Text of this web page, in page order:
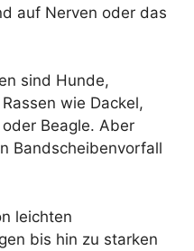
auf Nerven oder das
sind Hunde,
wie Dackel,
Beagle. Aber
Bandscheibenvorfall
leichten
bis hin zu starken